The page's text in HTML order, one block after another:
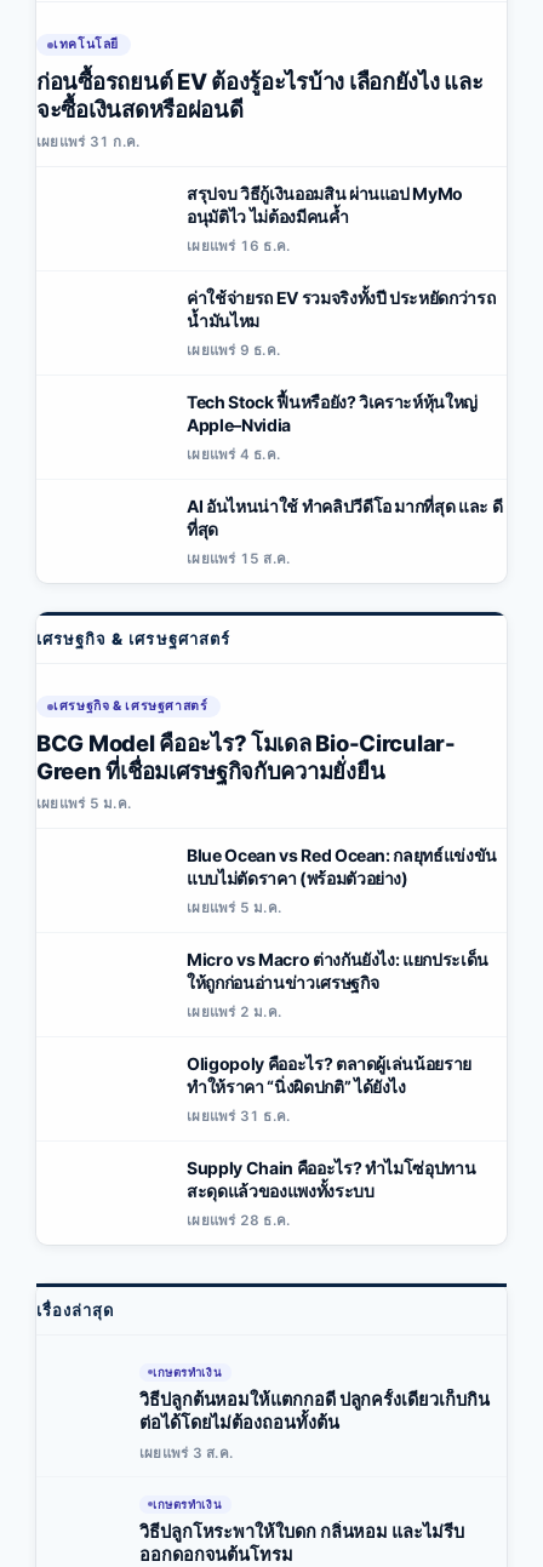
เทคโนโลยี
ก่อนซื้อรถยนต์ EV ต้องรู้อะไรบ้าง เลือกยังไง และ
จะซื้อเงินสดหรือผ่อนดี
เผยแพร่ 31 ก.ค.
สรุปจบ วิธีกู้เงินออมสิน ผ่านแอป MyMo
อนุมัติไว ไม่ต้องมีคนค้ำ
เผยแพร่ 16 ธ.ค.
ค่าใช้จ่ายรถ EV รวมจริงทั้งปี ประหยัดกว่ารถ
น้ำมันไหม
เผยแพร่ 9 ธ.ค.
Tech Stock ฟื้นหรือยัง? วิเคราะห์หุ้นใหญ่
Apple–Nvidia
เผยแพร่ 4 ธ.ค.
AI อันไหนน่าใช้ ทำคลิปวีดีโอ มากที่สุด และ ดี
ที่สุด
เผยแพร่ 15 ส.ค.
เศรษฐกิจ & เศรษฐศาสตร์
เศรษฐกิจ & เศรษฐศาสตร์
BCG Model คืออะไร? โมเดล Bio-Circular-
Green ที่เชื่อมเศรษฐกิจกับความยั่งยืน
เผยแพร่ 5 ม.ค.
Blue Ocean vs Red Ocean: กลยุทธ์แข่งขัน
แบบไม่ตัดราคา (พร้อมตัวอย่าง)
เผยแพร่ 5 ม.ค.
Micro vs Macro ต่างกันยังไง: แยกประเด็น
ให้ถูกก่อนอ่านข่าวเศรษฐกิจ
เผยแพร่ 2 ม.ค.
Oligopoly คืออะไร? ตลาดผู้เล่นน้อยราย
ทำให้ราคา “นิ่งผิดปกติ” ได้ยังไง
เผยแพร่ 31 ธ.ค.
Supply Chain คืออะไร? ทำไมโซ่อุปทาน
สะดุดแล้วของแพงทั้งระบบ
เผยแพร่ 28 ธ.ค.
เรื่องล่าสุด
เกษตรทำเงิน
วิธีปลูกต้นหอมให้แตกกอดี ปลูกครั้งเดียวเก็บกิน
ต่อได้โดยไม่ต้องถอนทั้งต้น
เผยแพร่ 3 ส.ค.
เกษตรทำเงิน
วิธีปลูกโหระพาให้ใบดก กลิ่นหอม และไม่รีบ
ออกดอกจนต้นโทรม